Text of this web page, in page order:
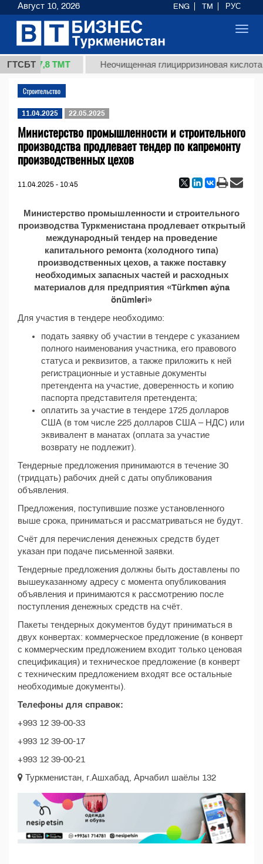
ГТСБТ
(кг.) 37,8 ТМТ Неочищенная глицирризиновая кислота
Строительство
11.04.2025 22.05.2025
Министерство промышленности и строительного
производства продлевает тендер по капремонту
производственных цехов
11.04.2025 - 10:45
Министерство промышленности и строительного
производства Туркменистана продлевает открытый
международный тендер на проведение
капитального ремонта (холодного типа)
производственных цехов, а также поставку
необходимых запасных частей и расходных
материалов для предприятия «Türkmen aýna
önümleri»
Для участия в тендере необходимо:
подать заявку об участии в тендере с указанием
полного наименования участника, его правового
статуса и реквизитов, а также приложить к ней
регистрационные и уставные документы
претендента на участие, доверенность и копию
паспорта представителя претендента;
оплатить за участие в тендере 1725 долларов
США (в том числе 225 долларов США – НДС) или
эквивалент в манатах (оплата за участие
возврату не подлежит).
Тендерные предложения принимаются в течение 30
(тридцать) рабочих дней с даты опубликования
объявления.
Предложения, поступившие позже установленного
выше срока, приниматься и рассматриваться не будут.
Счёт для перечисления денежных средств будет
указан при подаче письменной заявки.
Тендерные предложения должны быть доставлены по
вышеуказанному адресу с момента опубликования
объявления и принимаются к рассмотрению после
поступления денежных средств на счёт.
Пакеты тендерных документов будут приниматься в
двух конвертах: коммерческое предложение (в конверт
с коммерческим предложением входит только ценовая
спецификация) и техническое предложение (в конверт
с техническим предложением входят все остальные
необходимые документы).
Телефоны для справок:
+993 12 39-00-33
+993 12 39-00-17
+993 12 39-00-21
Туркменистан, г.Ашхабад, Арчабил шаёлы 132
Август 10, 2026 ENG TM РУС